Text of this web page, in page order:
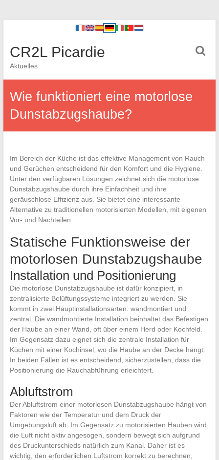
CR2L Picardie
Aktuelles
Wie funktioniert eine motorlose
Dunstabzugshaube?
Im Bereich der Küche ist das effektive Management von Rauch
und Gerüchen entscheidend für den Komfort und die Hygiene.
Unter den verfügbaren Lösungen zeichnet sich die motorlose
Dunstabzugshaube durch ihre Einfachheit und ihre
geräuschlose Effizienz aus. Sie bietet eine interessante
Alternative zu traditionellen motorisierten Modellen, mit eigenen
Vor- und Nachteilen.
Statische Funktionsweise der
motorlosen Dunstabzugshaube
Installation und Positionierung
Die motorlose Dunstabzugshaube ist dafür konzipiert, in
zentralisierte Belüftungssysteme integriert zu werden. Sie
kommt in zwei Hauptinstallationsarten: wandmontiert und
zentral. Die wandmontierte Installation beinhaltet das Befestigen
der Haube an einer Wand, oft über einem Herd oder Kochfeld.
Im Gegensatz dazu eignet sich die zentrale Installation für
Küchen mit einer Kochinsel, wo die Haube an der Decke hängt.
In beiden Fällen ist es entscheidend, sicherzustellen, dass die
Positionierung die Rauchabführung erleichtert.
Abluftstrom
Der Abluftstrom einer motorlosen Dunstabzugshaube hängt von
Faktoren wie der Temperatur und dem Druck der
Umgebungsluft ab. Im Gegensatz zu motorisierten Hauben wird
die Luft nicht aktiv angesogen, sondern bewegt sich aufgrund
des Druckunterschieds natürlich zum Kanal. Daher ist es
wichtig, den erforderlichen Luftstrom korrekt zu berechnen,